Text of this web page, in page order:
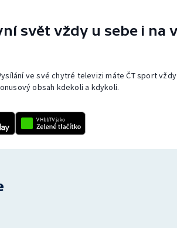
svět vždy u sebe i na
ve své chytré televizi máte ČT sport
obsah kdekoli a kdykoli.